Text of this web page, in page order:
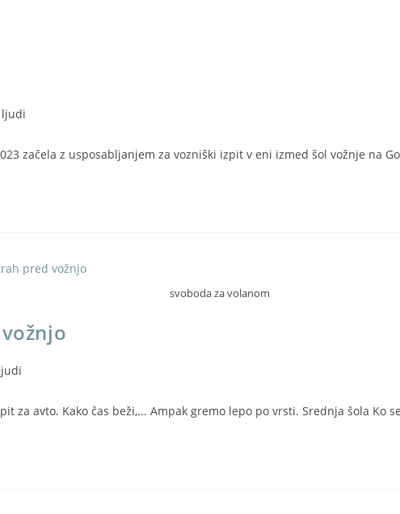
ljudi
začela z usposabljanjem za vozniški izpit v eni izmed šol vožnje na
svoboda za volanom
za avto. Kako čas beži,... Ampak gremo lepo po vrsti. Srednja šola Ko